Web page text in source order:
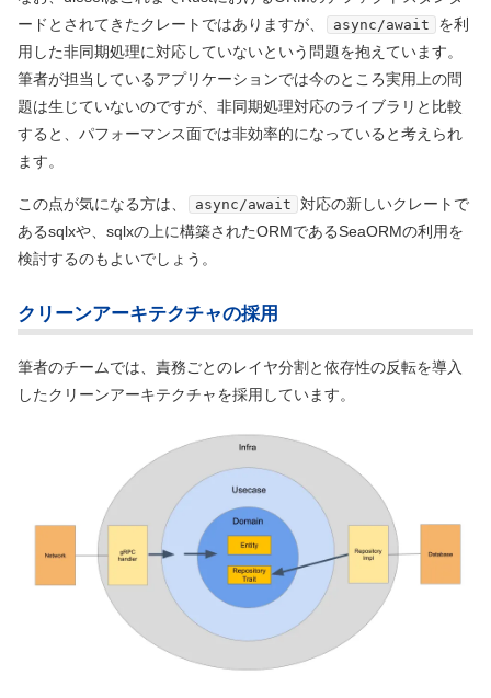
ードとされてきたクレートではありますが、
async/await
を利
用した非同期処理に対応していないという問題を抱えています。
筆者が担当しているアプリケーションでは今のところ実用上の問
題は生じていないのですが、非同期処理対応のライブラリと比較
すると、パフォーマンス面では非効率的になっていると考えられ
ます。
この点が気になる方は、 async/await 対応の新しいクレートで
あるsqlxや、sqlxの上に構築されたORMであるSeaORMの利用を
検討するのもよいでしょう。
クリーンアーキテクチャの採用
筆者のチームでは、責務ごとのレイヤ分割と依存性の反転を導入
したクリーンアーキテクチャを採用しています。